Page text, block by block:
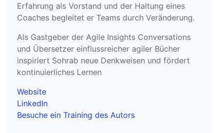
Erfahrung als Vorstand und der Haltung eines
Coaches begleitet er Teams durch Veränderung.
Als Gastgeber der Agile Insights Conversations
und Übersetzer einflussreicher agiler Bücher
inspiriert Sohrab neue Denkweisen und fördert
kontinuierliches Lernen
Website
LinkedIn
Besuche ein Training des Autors